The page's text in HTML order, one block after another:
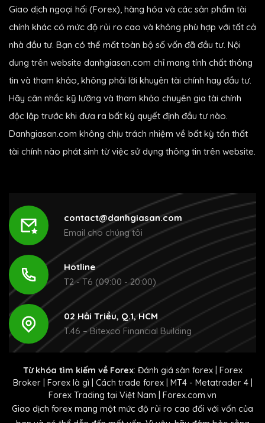
Giao dịch ngoại hối (Forex), hàng hóa và các sản phẩm tài
chính khác có mức độ rủi ro cao và không phù hợp với tất cả
nhà đầu tư. Bạn có thể mất toàn bộ số vốn đã đầu tư. Nội
dung trên website danhgiasan.com chỉ mang tính chất thông
tin và tham khảo, không phải lời khuyên tài chính hay đầu tư.
Hãy cân nhắc kỹ lưỡng và tham khảo chuyên gia tài chính
độc lập trước khi đưa ra bất kỳ quyết định đầu tư nào.
Danhgiasan.com không chịu trách nhiệm về bất kỳ tổn thất
tài chính nào phát sinh từ việc sử dụng thông tin trên website.
contact@danhgiasan.com
Email cho chúng tôi
Hotline
T2 - T6 (09:00 - 20:00)
02 Hải Triều, Q.1, HCM
T.46 – Bitexco Financial Building
Từ khóa tìm kiếm về Forex: Đánh giá sàn forex| Forex
Broker| Forex là gì Cách trade forex| MT4 - Metatrader 4|
Forex Trading tại Việt Nam
Forex.com.vn
Giao dịch forex mang một mức độ rủi ro cao đối với vốn của